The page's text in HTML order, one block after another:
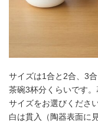
サイズは1合と2合、3
茶碗3杯分くらいです
サイズをお選びくださ
白は貫入（陶器表面に